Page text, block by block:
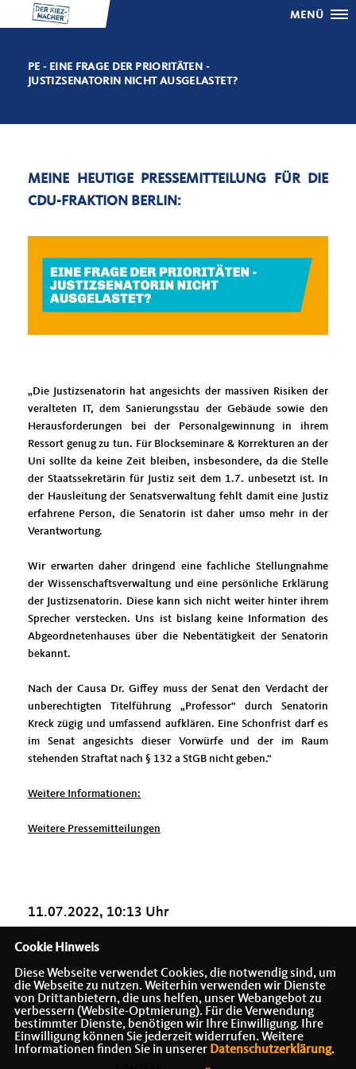
MENÜ
PE - EINE FRAGE DER PRIORITÄTEN -
JUSTIZSENATORIN NICHT AUSGELASTET?
MEINE HEUTIGE PRESSEMITTEILUNG FÜR DIE
CDU-FRAKTION BERLIN:
Die Justizsenatorin hat angesichts der massiven Risiken der
veralteten IT, dem Sanierungsstau der Gebäude sowie den
Herausforderungen bei der Personalgewinnung in ihrem
Ressort genug zu tun. Für Blockseminare & Korrekturen an der
Uni sollte da keine Zeit bleiben, insbesondere, da die Stelle
der Staatssekretärin für Justiz seit dem 1.7. unbesetzt ist. In
der Hausleitung der Senatsverwaltung fehlt damit eine Justiz
erfahrene Person, die Senatorin ist daher umso mehr in der
Verantwortung.
Wir erwarten daher dringend eine fachliche Stellungnahme
der Wissenschaftsverwaltung und eine persönliche Erklärung
der Justizsenatorin. Diese kann sich nicht weiter hinter ihrem
Sprecher verstecken. Uns ist bislang keine Information des
Abgeordnetenhauses über die Nebentätigkeit der Senatorin
bekannt.
Nach der Causa Dr. Giffey muss der Senat den Verdacht der
unberechtigten Titelführung „Professor“ durch Senatorin
Kreck zügig und umfassend aufklären. Eine Schonfrist darf es
im Senat angesichts dieser Vorwürfe und der im Raum
stehenden Straftat nach § 132 a StGB nicht geben.“
Weitere Informationen:
Weitere Pressemitteilungen
11.07.2022, 10:13 Uhr
IMPRESSUM
DATENSCHUTZ
Cookie Hinweis
Diese Webseite verwendet Cookies, die notwendig sind, um
die Webseite zu nutzen. Weiterhin verwenden wir Dienste
von Drittanbietern, die uns helfen, unser Webangebot zu
verbessern (Website-Optmierung). Für die Verwendung
bestimmter Dienste, benötigen wir Ihre Einwilligung. Ihre
Einwilligung können Sie jederzeit widerrufen. Weitere
Informationen finden Sie in unserer Datenschutzerklärung.